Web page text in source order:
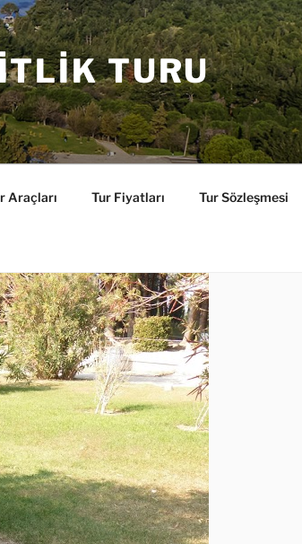
TURU
Araçları Tur Fiyatları Tur Sözleşmesi